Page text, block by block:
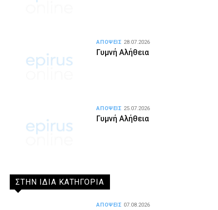
Γυμνή Αλήθεια
ΑΠΟΨΕΙΣ 28.07.2026
Γυμνή Αλήθεια
ΑΠΟΨΕΙΣ 25.07.2026
ΣΤΗΝ ΙΔΙΑ ΚΑΤΗΓΟΡΙΑ
ΑΠΟΨΕΙΣ 07.08.2026